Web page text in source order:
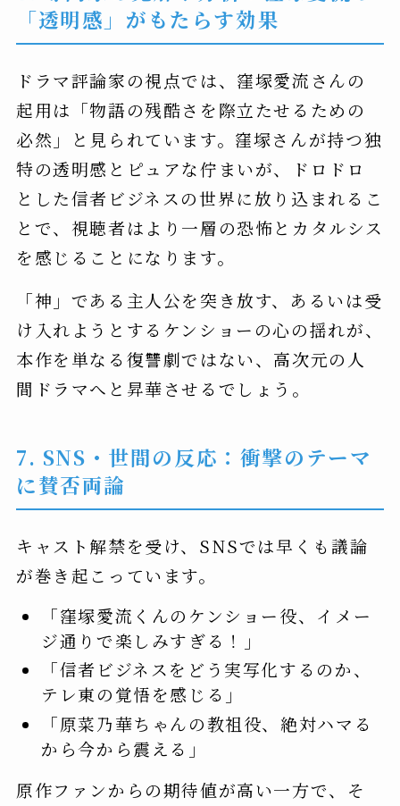
「透明感」がもたらす効果
ドラマ評論家の視点では、窪塚愛流さんの
起用は「物語の残酷さを際立たせるための
必然」と見られています。窪塚さんが持つ独
特の透明感とピュアな佇まいが、ドロドロ
とした信者ビジネスの世界に放り込まれるこ
とで、視聴者はより一層の恐怖とカタルシス
を感じることになります。
「神」である主人公を突き放す、あるいは受
け入れようとするケンショーの心の揺れが、
本作を単なる復讐劇ではない、高次元の人
間ドラマへと昇華させるでしょう。
7. SNS・世間の反応：衝撃のテーマ
に賛否両論
キャスト解禁を受け、SNSでは早くも議論
が巻き起こっています。
「窪塚愛流くんのケンショー役、イメー
ジ通りで楽しみすぎる！」
「信者ビジネスをどう実写化するのか、
テレ東の覚悟を感じる」
「原菜乃華ちゃんの教祖役、絶対ハマる
から今から震える」
原作ファンからの期待値が高い一方で、そ